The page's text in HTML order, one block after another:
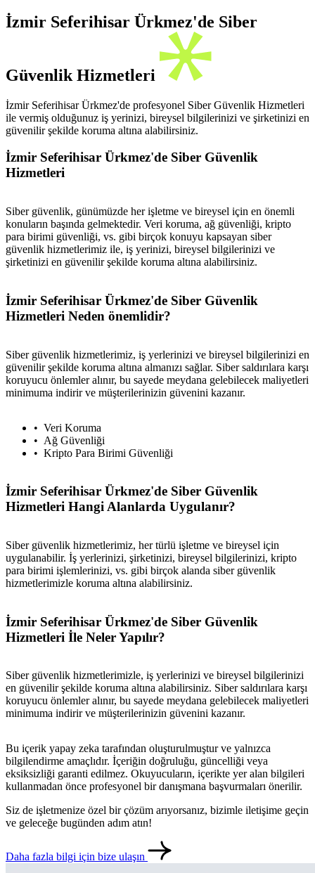
İzmir Seferihisar Ürkmez'de Siber
Güvenlik Hizmetleri
İzmir Seferihisar Ürkmez'de profesyonel Siber Güvenlik Hizmetleri
ile vermiş olduğunuz iş yerinizi, bireysel bilgilerinizi ve şirketinizi en
güvenilir şekilde koruma altına alabilirsiniz.
İzmir Seferihisar Ürkmez'de Siber Güvenlik
Hizmetleri
Siber güvenlik, günümüzde her işletme ve bireysel için en önemli
konuların başında gelmektedir. Veri koruma, ağ güvenliği, kripto
para birimi güvenliği, vs. gibi birçok konuyu kapsayan siber
güvenlik hizmetlerimiz ile, iş yerinizi, bireysel bilgilerinizi ve
şirketinizi en güvenilir şekilde koruma altına alabilirsiniz.
İzmir Seferihisar Ürkmez'de Siber Güvenlik
Hizmetleri Neden önemlidir?
Siber güvenlik hizmetlerimiz, iş yerlerinizi ve bireysel bilgilerinizi en
güvenilir şekilde koruma altına almanızı sağlar. Siber saldırılara karşı
koruyucu önlemler alınır, bu sayede meydana gelebilecek maliyetleri
minimuma indirir ve müşterilerinizin güvenini kazanır.
Veri Koruma
Ağ Güvenliği
Kripto Para Birimi Güvenliği
İzmir Seferihisar Ürkmez'de Siber Güvenlik
Hizmetleri Hangi Alanlarda Uygulanır?
Siber güvenlik hizmetlerimiz, her türlü işletme ve bireysel için
uygulanabilir. İş yerlerinizi, şirketinizi, bireysel bilgilerinizi, kripto
para birimi işlemlerinizi, vs. gibi birçok alanda siber güvenlik
hizmetlerimizle koruma altına alabilirsiniz.
İzmir Seferihisar Ürkmez'de Siber Güvenlik
Hizmetleri İle Neler Yapılır?
Siber güvenlik hizmetlerimizle, iş yerlerinizi ve bireysel bilgilerinizi
en güvenilir şekilde koruma altına alabilirsiniz. Siber saldırılara karşı
koruyucu önlemler alınır, bu sayede meydana gelebilecek maliyetleri
minimuma indirir ve müşterilerinizin güvenini kazanır.
Bu içerik yapay zeka tarafından oluşturulmuştur ve yalnızca
bilgilendirme amaçlıdır. İçeriğin doğruluğu, güncelliği veya
eksiksizliği garanti edilmez. Okuyucuların, içerikte yer alan bilgileri
kullanmadan önce profesyonel bir danışmana başvurmaları önerilir.
Siz de işletmenize özel bir çözüm arıyorsanız, bizimle iletişime geçin
ve geleceğe bugünden adım atın!
Daha fazla bilgi için bize ulaşın